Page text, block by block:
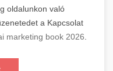
oldalunkon való
a Kapcsolat
marketing book 2026